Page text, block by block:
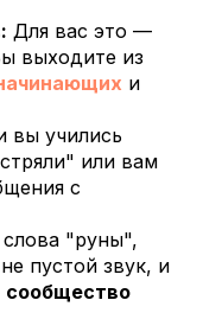
Для вас это —
выходите из
и
вы учились
или вам
с
слова "руны",
пустой звук, и
сообщество